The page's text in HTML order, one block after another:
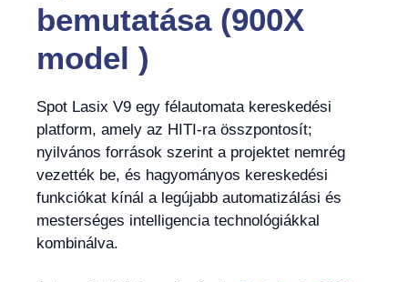
bemutatása (900X
model )
Spot Lasix V9 egy félautomata kereskedési
platform, amely az HITI-ra összpontosít;
nyilvános források szerint a projektet nemrég
vezették be, és hagyományos kereskedési
funkciókat kínál a legújabb automatizálási és
mesterséges intelligencia technológiákkal
kombinálva.